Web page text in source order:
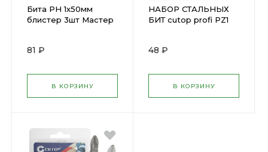
Бита PH 1х50мм
блистер 3шт Мастер
81 ₽
В КОРЗИНУ
НАБОР СТАЛЬНЫХ
БИТ cutop profi РZ1
48 ₽
В КОРЗИНУ